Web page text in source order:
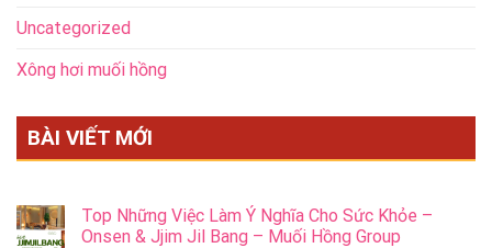
Uncategorized
Xông hơi muối hồng
BÀI VIẾT MỚI
Top Những Việc Làm Ý Nghĩa Cho Sức Khỏe –
Onsen & Jjim Jil Bang – Muối Hồng Group